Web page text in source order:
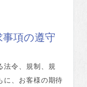
項の遵守
法令、規制、規
に、お客様の期待